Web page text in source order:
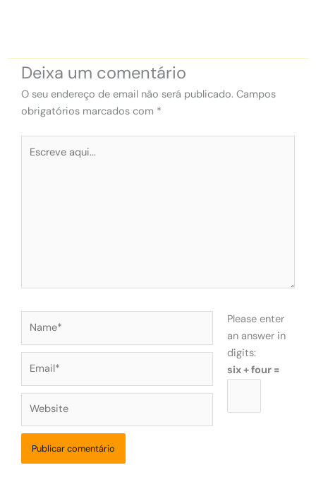
Deixa um comentário
O seu endereço de email não será publicado. Campos
obrigatórios marcados com *
aqui...
Please enter
an answer in
digits:
six + four =